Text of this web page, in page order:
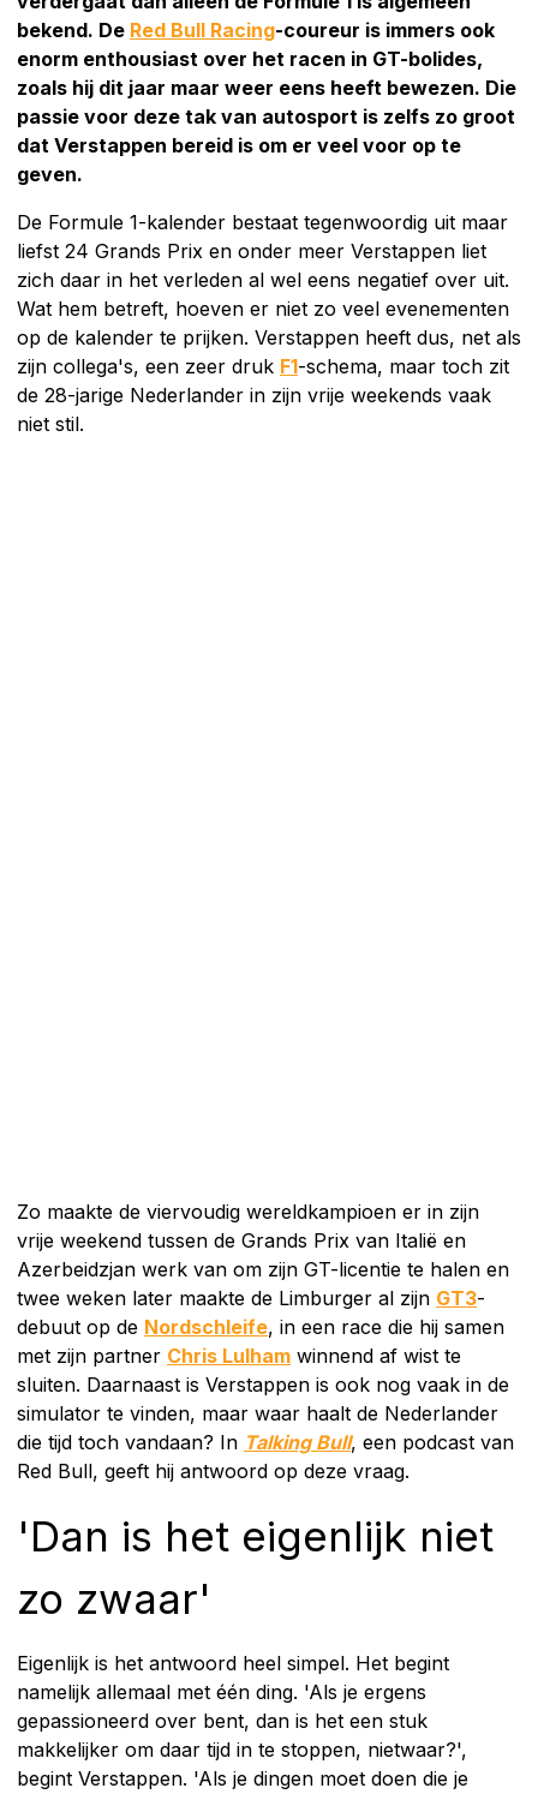
bekend. De Red Bull Racing-coureur is immers ook
enorm enthousiast over het racen in GT-bolides,
zoals hij dit jaar maar weer eens heeft bewezen. Die
passie voor deze tak van autosport is zelfs zo groot
dat Verstappen bereid is om er veel voor op te
geven.
De Formule 1-kalender bestaat tegenwoordig uit maar
liefst 24 Grands Prix en onder meer Verstappen liet
zich daar in het verleden al wel eens negatief over uit.
Wat hem betreft, hoeven er niet zo veel evenementen
op de kalender te prijken. Verstappen heeft dus, net als
zijn collega's, een zeer druk F1-schema, maar toch zit
de 28-jarige Nederlander in zijn vrije weekends vaak
niet stil.
Zo maakte de viervoudig wereldkampioen er in zijn
vrije weekend tussen de Grands Prix van Italië en
Azerbeidzjan werk van om zijn GT-licentie te halen en
twee weken later maakte de Limburger al zijn GT3-
debuut op de Nordschleife, in een race die hij samen
met zijn partner Chris Lulham winnend af wist te
sluiten. Daarnaast is Verstappen is ook nog vaak in de
simulator te vinden, maar waar haalt de Nederlander
die tijd toch vandaan? In Talking Bull, een podcast van
Red Bull, geeft hij antwoord op deze vraag.
'Dan is het eigenlijk niet
zo zwaar'
Eigenlijk is het antwoord heel simpel. Het begint
namelijk allemaal met één ding. 'Als je ergens
gepassioneerd over bent, dan is het een stuk
makkelijker om daar tijd in te stoppen, nietwaar?',
begint Verstappen. 'Als je dingen moet doen die je